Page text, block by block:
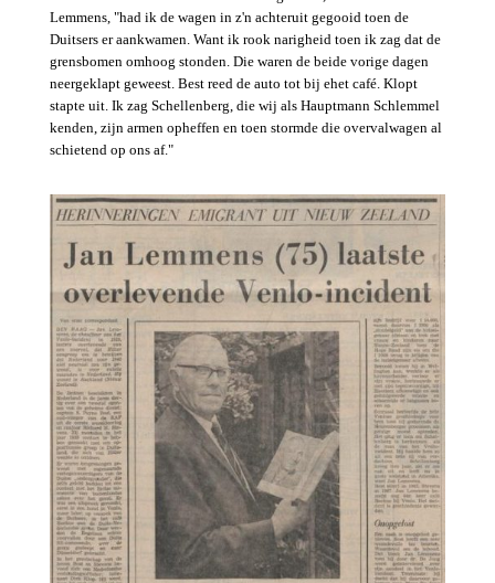
Lemmens, "had ik de wagen in z'n achteruit gegooid toen de
Duitsers er aankwamen. Want ik rook narigheid toen ik zag dat de
grensbomen omhoog stonden. Die waren de beide vorige dagen
neergeklapt geweest. Best reed de auto tot bij ehet café. Klopt
stapte uit. Ik zag Schellenberg, die wij als Hauptmann Schlemmel
kenden, zijn armen opheffen en toen stormde die overvalwagen al
schietend op ons af."